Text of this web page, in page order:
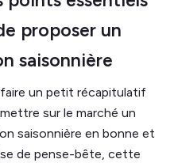
proposer un
saisonnière
un petit récapitulatif
sur le marché un
saisonnière en bonne et
de pense-bête, cette